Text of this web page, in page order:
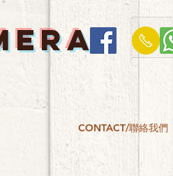
CONTACT/聯絡我們